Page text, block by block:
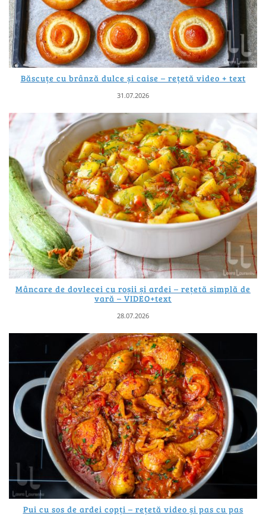
Băscuțe cu brânză dulce și caise – rețetă video + text
31.07.2026
Mâncare de dovlecei cu roșii și ardei – rețetă simplă de
vară – VIDEO+text
28.07.2026
Pui cu sos de ardei copți – rețetă video și pas cu pas